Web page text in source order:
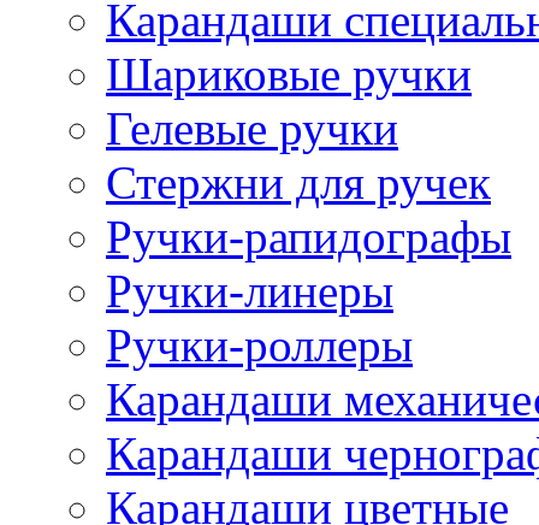
Карандаши
Шариковые ручки
Гелевые ручки
Стержни для ручек
Ручки-рапидографы
Ручки-линеры
Ручки-роллеры
Карандаши
Карандаши
Карандаши цветные